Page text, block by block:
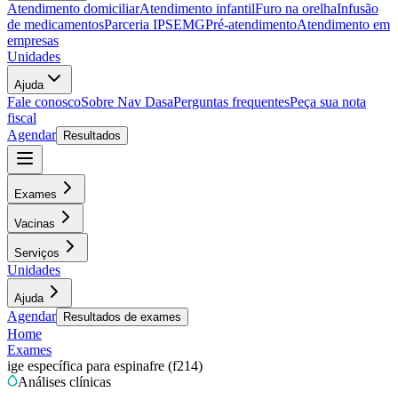
Atendimento domiciliarAtendimento infantilFuro na orelhaInfusão
de medicamentosParceria IPSEMGPré-atendimentoAtendimento em
empresas
Unidades
Ajuda
Fale conoscoSobre Nav DasaPerguntas frequentesPeça sua nota
fiscal
Agendar
Resultados
Exames
Vacinas
Serviços
Unidades
Ajuda
Agendar Resultados de exames
Home
Exames
ige específica para espinafre (f214)
Análises clínicas